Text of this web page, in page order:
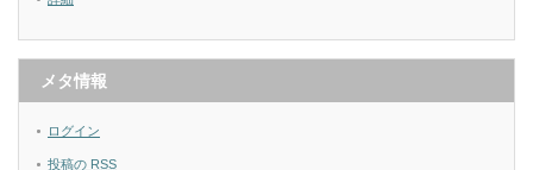
メタ情報
ログイン
投稿の RSS